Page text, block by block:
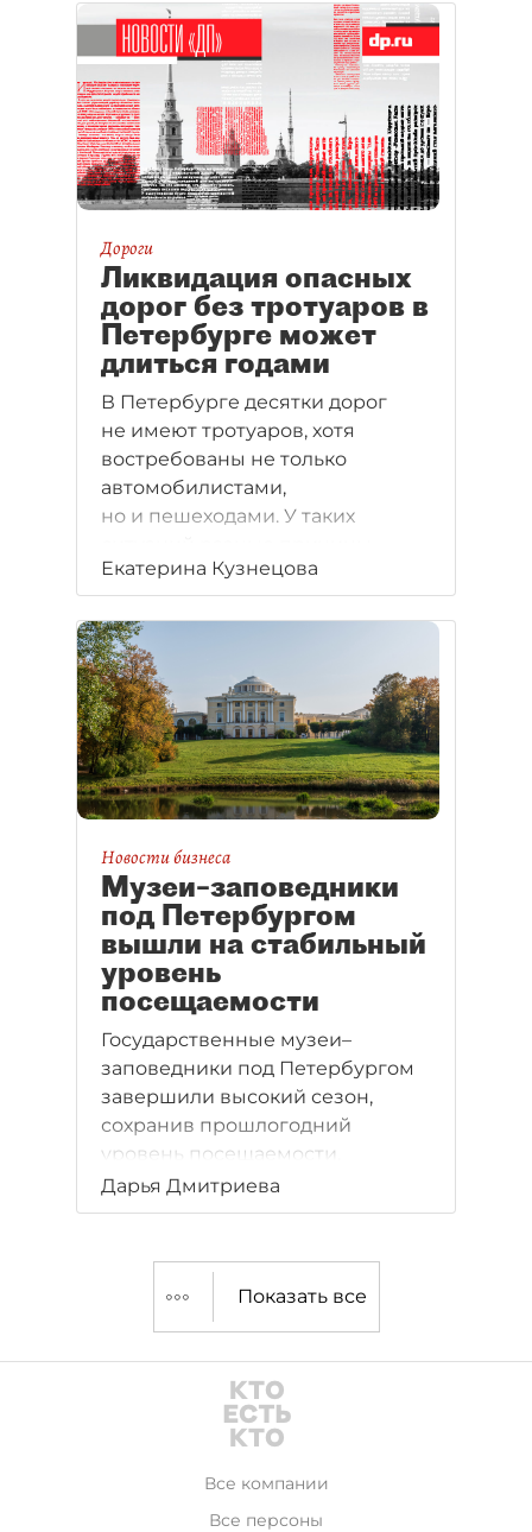
посещаемости музеев и театров.
Дороги
Ликвидация опасных
дорог без тротуаров в
Петербурге может
длиться годами
В Петербурге десятки дорог
не имеют тротуаров, хотя
востребованы не только
автомобилистами,
но и пешеходами. У таких
но одинаковые последствия —
ДТП с пострадавшими.
Екатерина Кузнецова
Новости бизнеса
Музеи–заповедники
под Петербургом
вышли на стабильный
уровень
посещаемости
Государственные музеи–
заповедники под Петербургом
завершили высокий сезон,
сохранив прошлогодний
уровень посещаемости.
Дарья Дмитриева
Показать все
Все компании
Все персоны